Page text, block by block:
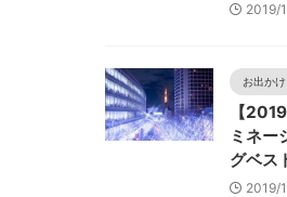
2019/
お出かけ
【
ミネー
グベス
2019/